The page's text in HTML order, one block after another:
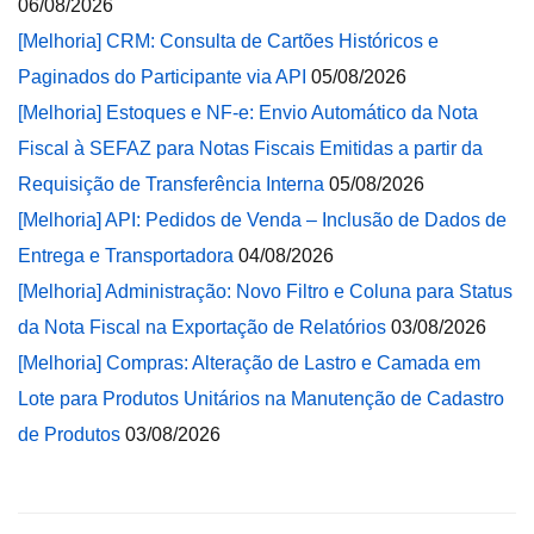
06/08/2026
[Melhoria] CRM: Consulta de Cartões Históricos e
Paginados do Participante via API 05/08/2026
[Melhoria] Estoques e NF-e: Envio Automático da Nota
Fiscal à SEFAZ para Notas Fiscais Emitidas a partir da
Requisição de Transferência Interna 05/08/2026
[Melhoria] API: Pedidos de Venda – Inclusão de Dados de
Entrega e Transportadora 04/08/2026
[Melhoria] Administração: Novo Filtro e Coluna para Status
da Nota Fiscal na Exportação de Relatórios 03/08/2026
[Melhoria] Compras: Alteração de Lastro e Camada em
Lote para Produtos Unitários na Manutenção de Cadastro
de Produtos 03/08/2026